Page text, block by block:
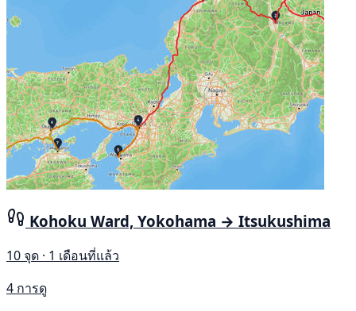
Kohoku Ward, Yokohama → Itsukushima
10 จุด · 1 เดือนที่แล้ว
4 การดู